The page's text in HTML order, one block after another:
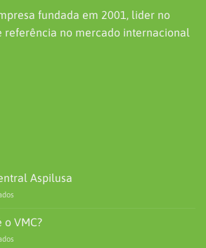
fundada em 2001, lider no
referência no mercado internacional
Aspilusa
Central
o VMC?